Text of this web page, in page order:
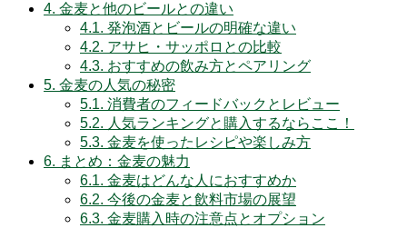
4. 金麦と他のビールとの違い
4.1. 発泡酒とビールの明確な違い
4.2. アサヒ・サッポロとの比較
4.3. おすすめの飲み方とペアリング
5. 金麦の人気の秘密
5.1. 消費者のフィードバックとレビュー
5.2. 人気ランキングと購入するならここ！
5.3. 金麦を使ったレシピや楽しみ方
6. まとめ：金麦の魅力
6.1. 金麦はどんな人におすすめか
6.2. 今後の金麦と飲料市場の展望
6.3. 金麦購入時の注意点とオプション